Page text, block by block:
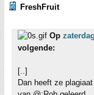
FreshFruit
Op
volgende:
[..]
Dan heeft ze